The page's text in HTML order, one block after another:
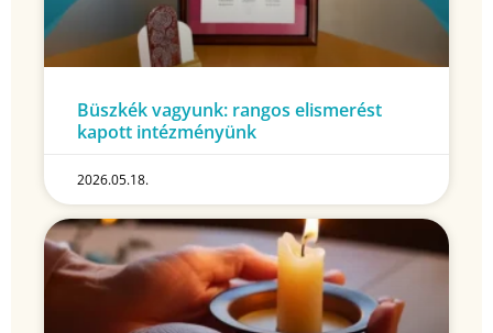
Büszkék vagyunk: rangos elismerést
kapott intézményünk
2026.05.18.